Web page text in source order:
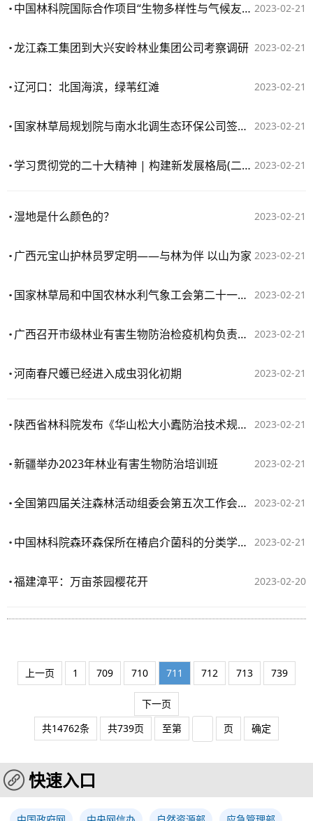
2023-02-21
中国林科院国际合作项目“生物多样性与气候友好的森林修复路径研究”召开中期评审会
2023-02-21
龙江森工集团到大兴安岭林业集团公司考察调研
2023-02-21
辽河口：北国海滨，绿苇红滩
2023-02-21
国家林草局规划院与南水北调生态环保公司签署战略合作框架协议
2023-02-21
学习贯彻党的二十大精神 | 构建新发展格局(二十大报告学习笔记)
2023-02-21
湿地是什么颜色的？
2023-02-21
广西元宝山护林员罗定明——与林为伴 以山为家
2023-02-21
国家林草局和中国农林水利气象工会第二十一次联席会议召开
2023-02-21
广西召开市级林业有害生物防治检疫机构负责人会议
2023-02-21
河南春尺蠖已经进入成虫羽化初期
2023-02-21
陕西省林科院发布《华山松大小蠹防治技术规程（草案）》
2023-02-21
新疆举办2023年林业有害生物防治培训班
2023-02-21
全国第四届关注森林活动组委会第五次工作会议召开
2023-02-21
中国林科院森环森保所在椿启介菌科的分类学和分子系统学研究取得进展
2023-02-20
福建漳平：万亩茶园樱花开
上一页 1 709 710 711 712 713 739
下一页
共14762条
共739页 至第 页 确定
快速入口